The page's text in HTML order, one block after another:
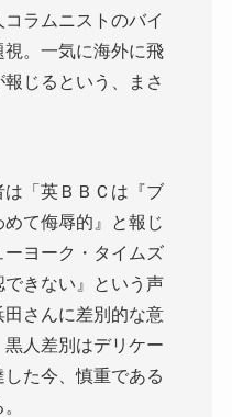
ラムニストのバイ
。一気に海外に飛
じるという、まさ
「英ＢＢＣは『ブ
て侮辱的』と報じ
ヨーク・タイムズ
できない』という声
さんに差別的な意
人差別はデリケー
した今、慎重である